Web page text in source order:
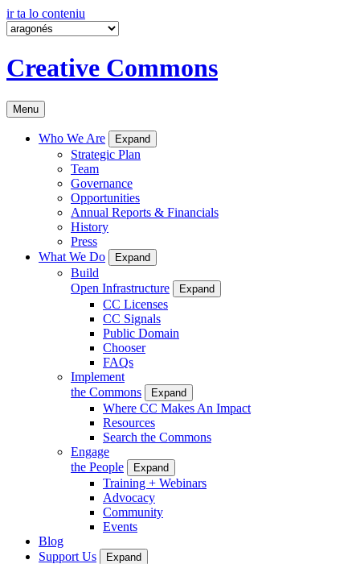
ir ta lo conteniu
Creative Commons
Menu
Who We Are Expand
Strategic Plan
Team
Governance
Opportunities
Annual Reports & Financials
History
Press
What We Do
Expand
Build
Open Infrastructure
Expand
CC Licenses
CC Signals
Public Domain
Chooser
FAQs
Implement
the Commons
Expand
Where CC Makes An Impact
Resources
Search the Commons
Engage
the People
Expand
Training + Webinars
Advocacy
Community
Events
Blog
Support Us
Expand